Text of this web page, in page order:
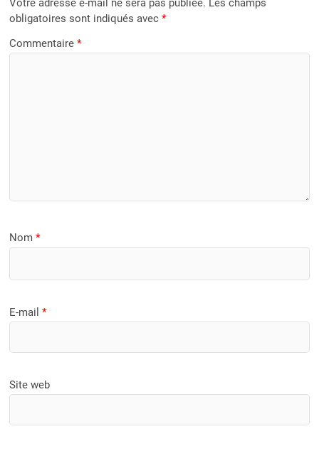
Votre adresse e-mail ne sera pas publiée. Les champs
obligatoires sont indiqués avec*
Commentaire*
Nom*
E-mail*
Site web